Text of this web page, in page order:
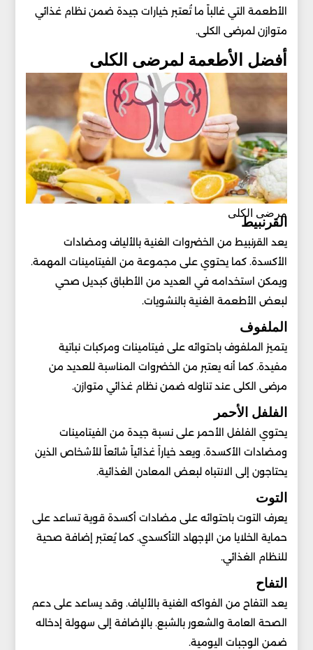
الأطعمة التي غالباً ما تُعتبر خيارات جيدة ضمن نظام غذائي
متوازن لمرضى الكلى.
أفضل الأطعمة لمرضى الكلى
مرضى الكلى
القرنبيط
يعد القرنبيط من الخضروات الغنية بالألياف ومضادات
الأكسدة. كما يحتوي على مجموعة من الفيتامينات المهمة.
ويمكن استخدامه في العديد من الأطباق كبديل صحي
لبعض الأطعمة الغنية بالنشويات.
الملفوف
يتميز الملفوف باحتوائه على فيتامينات ومركبات نباتية
مفيدة. كما أنه يعتبر من الخضروات المناسبة للعديد من
مرضى الكلى عند تناوله ضمن نظام غذائي متوازن.
الفلفل الأحمر
يحتوي الفلفل الأحمر على نسبة جيدة من الفيتامينات
ومضادات الأكسدة. ويعد خياراً غذائياً شائعاً للأشخاص الذين
يحتاجون إلى الانتباه لبعض المعادن الغذائية.
التوت
يعرف التوت باحتوائه على مضادات أكسدة قوية تساعد على
حماية الخلايا من الإجهاد التأكسدي. كما يُعتبر إضافة صحية
للنظام الغذائي.
التفاح
يعد التفاح من الفواكه الغنية بالألياف. وقد يساعد على دعم
الصحة العامة والشعور بالشبع. بالإضافة إلى سهولة إدخاله
ضمن الوجبات اليومية.